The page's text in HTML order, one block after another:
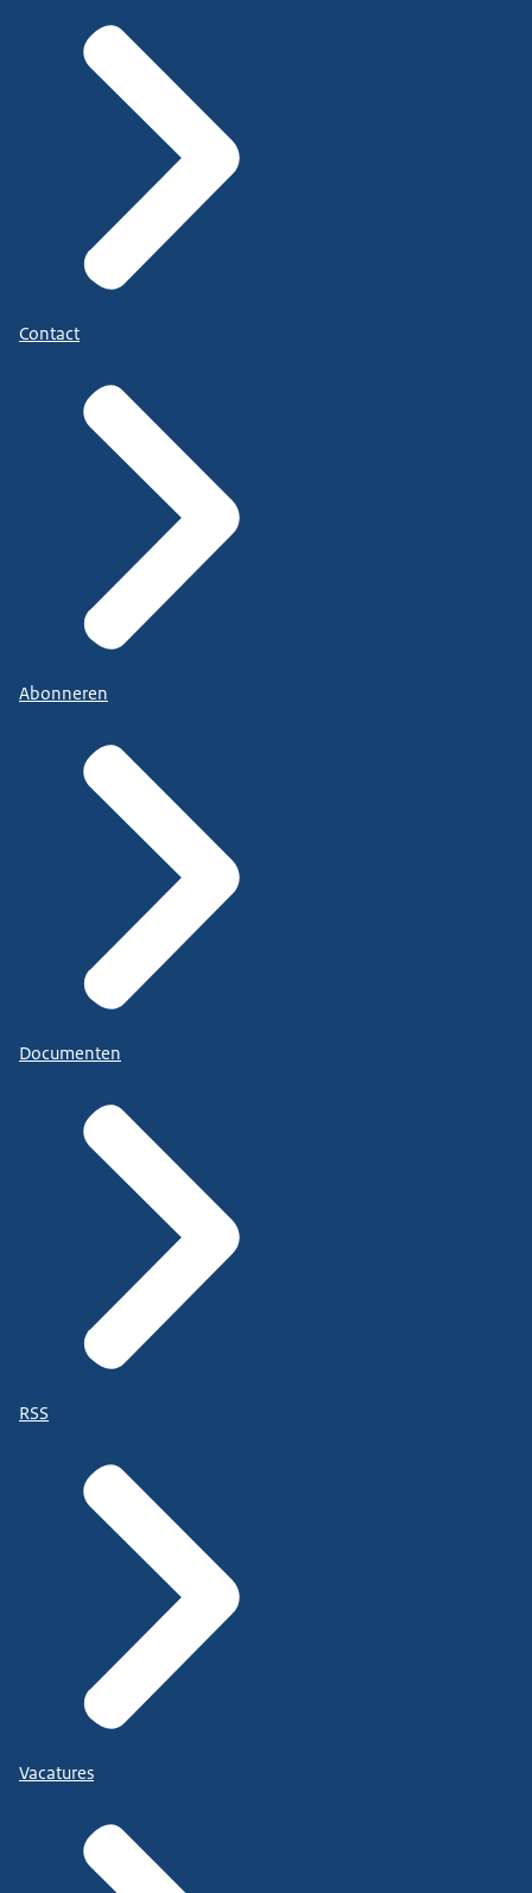
Contact
Abonneren
Documenten
RSS
Vacatures